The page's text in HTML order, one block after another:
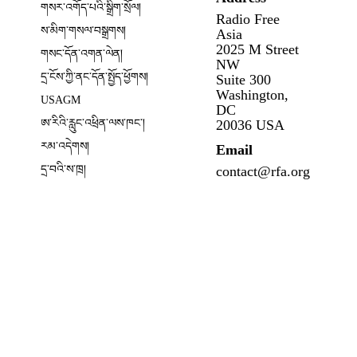
གསར་འགོད་པའི་སྒྲིག་སྲོལ།
ས་མིག་གསལ་བསྒྲགས།
Opens in new window
གསང་དོན་འགན་ལེན།
དྲ་ངོས་ཀྱི་ནང་དོན་སྤྱོད་ཕྱོགས།
USAGM
ཨ་རིའི་རླུང་འཕྲིན་ལས་ཁང༌།
Opens in new window
རམ་འདེགས།
དྲ་བའི་ས་ཁྲ།
Radio Free
Asia
2025 M Street
NW
Suite 300
Washington,
DC
20036 USA
Email
contact@rfa.org